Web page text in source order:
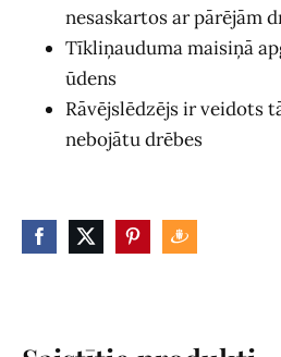
nesaskartos ar pārējām
Tīkliņauduma maisiņā
ūdens
Rāvējslēdzējs ir veidots
nebojātu drēbes